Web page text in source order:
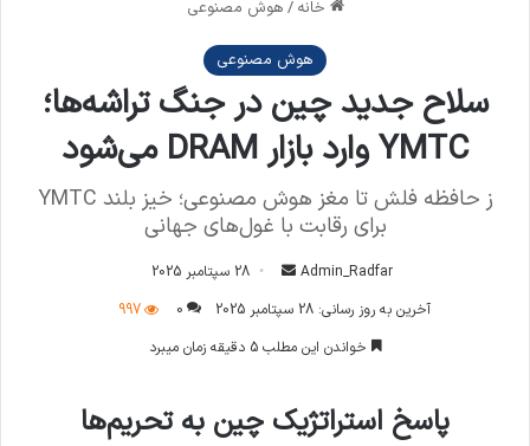
خانه / هوش مصنوعی
هوش مصنوعی
سلاح جدید چین در جنگ تراشه‌ها؛
YMTC وارد بازار DRAM می‌شود
ز حافظه فلش تا مغز هوش مصنوعی؛ خیز بلند YMTC
برای رقابت با غول‌های جهانی
Admin_Radfar
ا
28 سپتامبر 2025
آخرین به روز رسانی: 28 سپتامبر 2025
0
997
خواندن این مطلب 5 دقیقه زمان میبرد
پاسخ استراتژیک چین به تحریم‌ها